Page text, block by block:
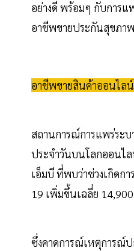
อย่างดี พร้อมๆ กับการแ
อาชีพขายประกันสุขภา
อาชีพขายสินค้าออนไลน์
สถานการณ์การแพร่ระบ
ประจำวันบนโลกออนไล
เอ็มบี ที่พบว่าช่วงเกิดก
19 เพิ่มขึ้นเฉลี่ย
ซึ่งคาดการณ์เหตุการณ์